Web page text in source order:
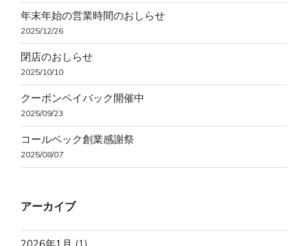
年末年始の営業時間のおしらせ
2025/12/26
閉店のおしらせ
2025/10/10
クーポンペイバック開催中
2025/09/23
コールベック創業感謝祭
2025/08/07
アーカイブ